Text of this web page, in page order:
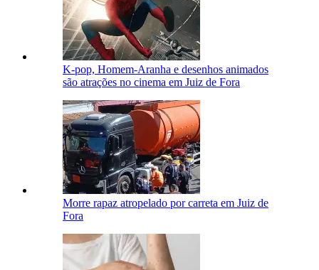
K-pop, Homem-Aranha e desenhos animados
são atrações no cinema em Juiz de Fora
Morre rapaz atropelado por carreta em Juiz de
Fora